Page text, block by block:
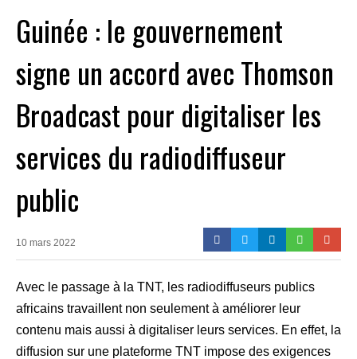
Guinée : le gouvernement
signe un accord avec Thomson
Broadcast pour digitaliser les
services du radiodiffuseur
public
10 mars 2022
Avec le passage à la TNT, les radiodiffuseurs publics
africains travaillent non seulement à améliorer leur
contenu mais aussi à digitaliser leurs services. En effet, la
diffusion sur une plateforme TNT impose des exigences